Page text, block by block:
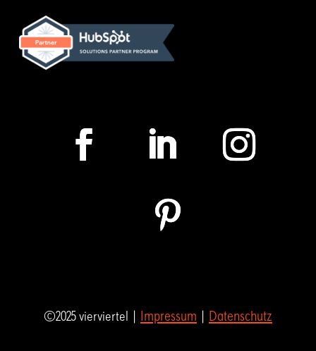
©2025 vierviertel | Impressum| Datenschutz